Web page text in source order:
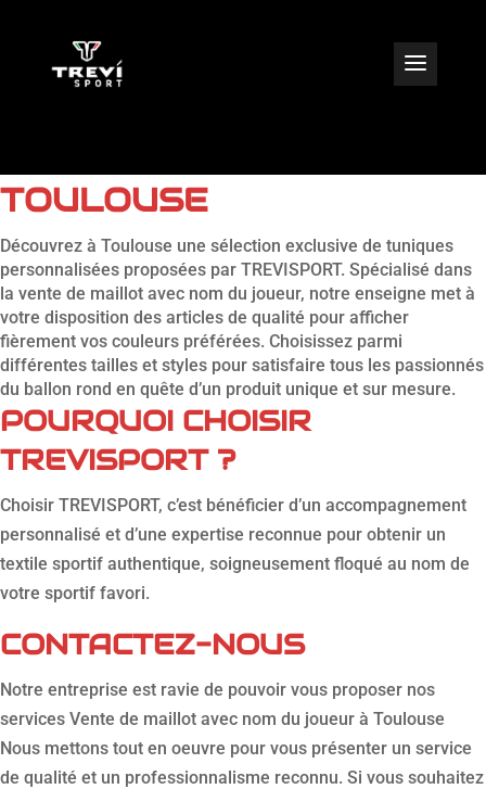
TOULOUSE
Découvrez à Toulouse une sélection exclusive de tuniques
personnalisées proposées par TREVISPORT. Spécialisé dans
la vente de maillot avec nom du joueur, notre enseigne met à
votre disposition des articles de qualité pour afficher
fièrement vos couleurs préférées. Choisissez parmi
différentes tailles et styles pour satisfaire tous les passionnés
du ballon rond en quête d’un produit unique et sur mesure.
POURQUOI CHOISIR
TREVISPORT ?
Choisir TREVISPORT, c’est bénéficier d’un accompagnement
personnalisé et d’une expertise reconnue pour obtenir un
textile sportif authentique, soigneusement floqué au nom de
votre sportif favori.
CONTACTEZ-NOUS
Notre entreprise est ravie de pouvoir vous proposer nos
services Vente de maillot avec nom du joueur à Toulouse
Nous mettons tout en oeuvre pour vous présenter un service
de qualité et un professionnalisme reconnu. Si vous souhaitez